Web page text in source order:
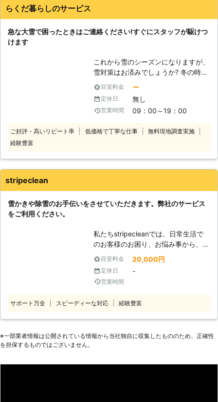
らくだ暮らしのサービス
急な大雪で困ったときはご連絡ください!すぐにスタッフが駆けつ
けます
これから雪のシーズンになりますが、
雪対策はお済みでしょうか? 冬の時期
に怖いのは、なんといっても、大雪で
すよね。大雪が振ると、雪が大量に積
もって、駐車場から車が出せなかった
り、雪で玄関から出られないようなト
す。また、屋根に雪が積もると、積も
し、雪下ろしは屋根の上に登って行う
社Rグループまでご連絡ください。す
ぐに当社スタッフがお客様のもとに駆
けつけて、除雪作業を実施いたしま
す。雪かき、雪下ろしはもちろん、カ
ーポートの修復や店鋪前の除雪も行い
ますよ。 また、当社では雪への対処
だけでなく、雪への対策も提案してい
ます。雪が降る前に屋根の補強修理を
したり、駐車場やエントランスに屋根
にあわてる必要がありません。雪への
目安料金 ー
定休日 無し
営業時間 09：00～19：00
ご好評・高いリピート率 低価格で丁寧な仕事
無料現地調査実施
経験豊富
stripeclean
雪かきや除雪のお手伝いをさせていただきます。弊社のサービス
をご利用ください。
私たちstripecleanでは、日常生活で
のお客様のお困り、お悩み事から、大
雪後の雪かきや除雪作業にもしっかり
と対応させていただきます。 「大雪
が降ったので車が動かないため、除雪
を頼みたい」「雪かきをしたいけど、
てほしい」 このようなときはお任せ
作業に見えてかなりの重労働ですの
や豊富な経験を持ったベテランスタッ
目安料金 20,000円
定休日 -
営業時間
サポート万全 スピーディーな対応 経験豊富
※⼀部業者情報は公開されている情報から当社独⾃に収集したもののため、正確性
を担保するものではございません。